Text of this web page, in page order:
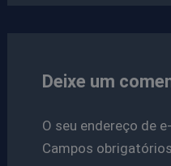
Deixe um
O seu endereço de
Campos